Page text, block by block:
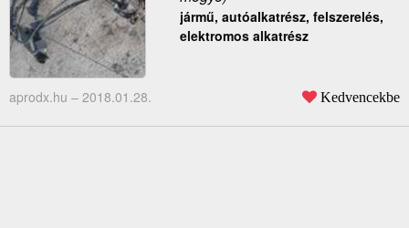
jármű, autóalkatrész, felszerelés,
elektromos alkatrész
aprodx.hu – 2018.01.28. Kedvencekbe